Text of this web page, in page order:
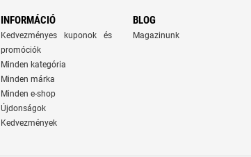
INFORMÁCIÓ
Kedvezményes kuponok és
promóciók
Minden kategória
Minden márka
Minden e-shop
Újdonságok
Kedvezmények
BLOG
Magazinunk